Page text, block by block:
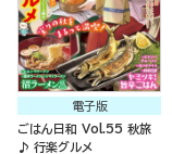
電子版
ごはん日和 Vol.55 秋旅
♪ 行楽グルメ